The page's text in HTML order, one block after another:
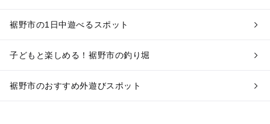
裾野市の1日中遊べるスポット
子どもと楽しめる！裾野市の釣り堀
裾野市のおすすめ外遊びスポット